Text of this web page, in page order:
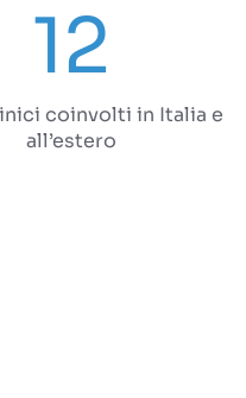
12
coinvolti in Italia e
all’estero